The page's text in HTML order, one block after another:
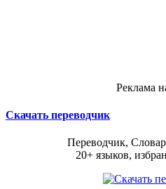
Реклама
Скачать переводчик
Переводчик,
20+ языков,